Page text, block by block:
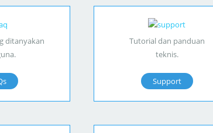
ditanyakan
Tutorial dan panduan
teknis.
Support